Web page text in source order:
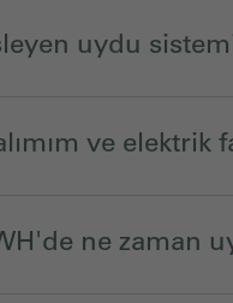
uydu
ve
ne zaman